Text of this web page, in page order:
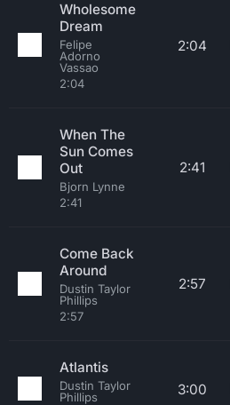
Wholesome
Dream
Felipe
Adorno
Vassao
2:04
2:04
When The
Sun Comes
Out
Bjorn Lynne
2:41
2:41
Come Back
Around
Dustin Taylor
Phillips
2:57
2:57
Atlantis
Dustin Taylor
Phillips
3:00